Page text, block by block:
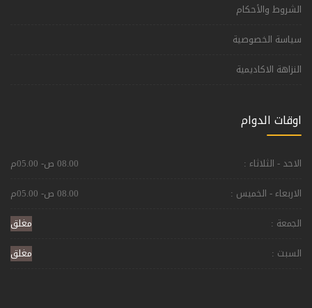
الشروط والأحكام
سياسة الخصوصية
النزاهة الاكاديمية
اوقات الدوام
الاحد - الثلاثاء :
08.00 ص- 05.00م
الاربعاء - الخميس :
08.00 ص- 05.00م
الجمعة :
مغلق
السبت :
مغلق